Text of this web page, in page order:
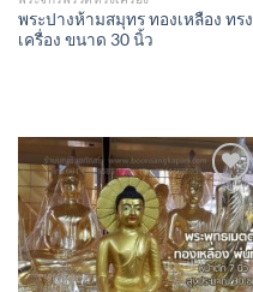
พระปางห้ามสมุทร ทองเหลือง ทรง
เครื่อง ขนาด 30 นิ้ว
Add to
Wishlist